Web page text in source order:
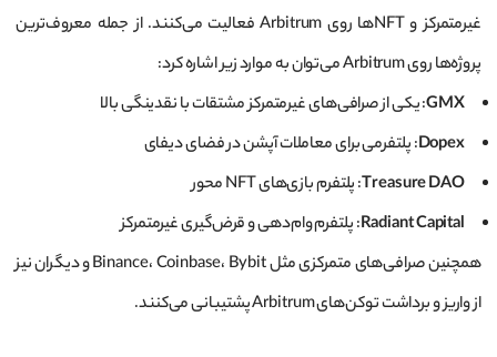
غیرمتمرکز و NFT‌ها روی Arbitrum فعالیت می‌کنند. از جمله معروف‌ترین
پروژه‌ها روی Arbitrum می‌توان به موارد زیر اشاره کرد:
GMX: یکی از صرافی‌های غیرمتمرکز مشتقات با نقدینگی بالا
Dopex: پلتفرمی برای معاملات آپشن در فضای دیفای
Treasure DAO: پلتفرم بازی‌های NFT محور
Radiant Capital: پلتفرم وام‌دهی و قرض‌گیری غیرمتمرکز
همچنین صرافی‌های متمرکزی مثل Binance، Coinbase، Bybit و دیگران نیز
از واریز و برداشت توکن‌های Arbitrum پشتیبانی می‌کنند.